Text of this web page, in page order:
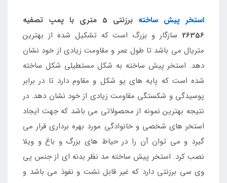
استخر پیش ساخته
برزنتی 5 متری با پمپ تصفیه
26356 سازگار و بزرگ است که تشکیل شده از بهترین
متریال می باشد تا طول عمر و مقاومت زیادی از خود نشان
دهد. استخر پیش ساخته به شکل مستطیلی شکل ساخته
شده است که پایه های یو شکل و مقاوم دارد تا در برابر
پوسیدگی و شکستگی مقاومت زیادی از خود نشان دهد. در
نتیجه بهترین نمونه از محصولاتی می باشد که جهت ایجاد
استخر های شخصی و خانوادگی مورد بهره برداری قرار می
گیرد و می توان آن را در حیاط های بزرگ و باغ و ویلا
نصب کرد. استخر پیش ساخته مد نظر بدنه ای از جنس پی
وی سی برزنتی دارد که غیر قابل نشت و نفوذ می باشد و